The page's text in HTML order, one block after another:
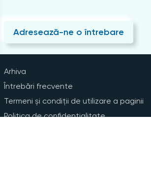
Adresează-ne o întrebare
Arhiva
Întrebări frecvente
Termeni și condiții de utilizare a paginii
Politica de confidențialitate